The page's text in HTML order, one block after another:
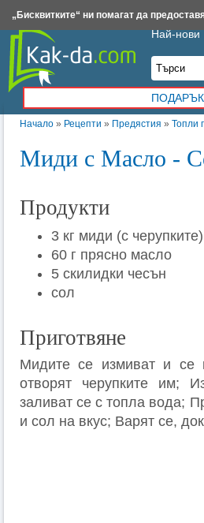
Начало » Рецепти » Предястия » Топли
Миди с Масло -
Продукти
3 кг миди (с черупките)
60 г прясно масло
5 скилидки чесън
сол
Приготвяне
Мидите се измиват и се
отворят черупките им;
заливат се с топла вода;
и сол на вкус; Варят се,
Най-нови
Insert.bg Framar.bg Kak-da.com
„Бисквитките“ ни помагат да